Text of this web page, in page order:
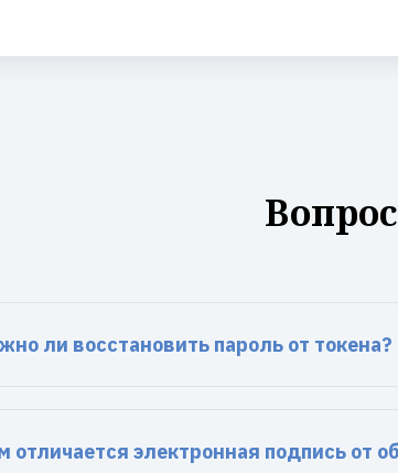
ли восстановить пароль от токена?
отличается электронная подпись от